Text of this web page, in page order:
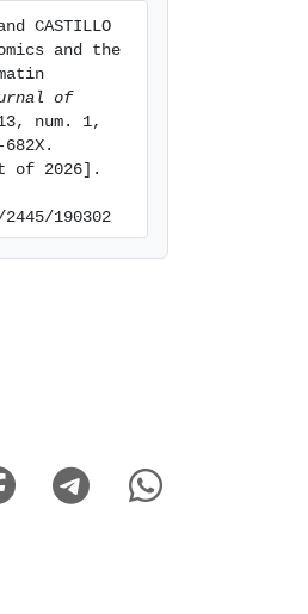
CASTILLO
and the
of
num. 1,
of 2026].
190302